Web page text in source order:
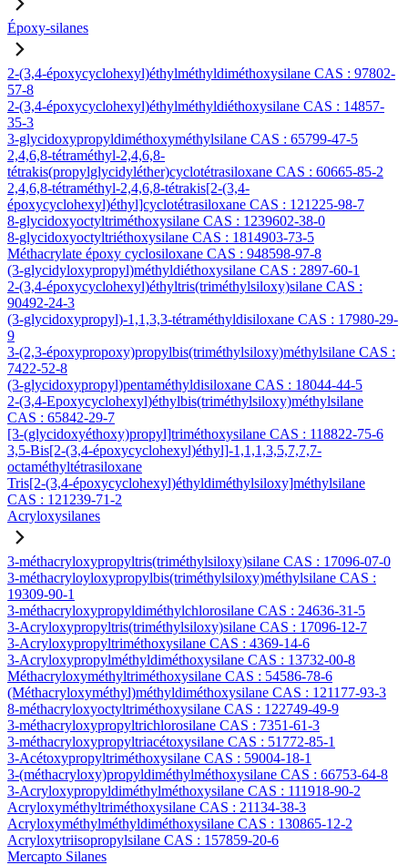
Époxy-silanes
2-(3,4-époxycyclohexyl)éthylméthyldiméthoxysilane CAS : 97802-
57-8
2-(3,4-époxycyclohexyl)éthylméthyldiéthoxysilane CAS : 14857-
35-3
3-glycidoxypropyldiméthoxyméthylsilane CAS : 65799-47-5
2,4,6,8-tétraméthyl-2,4,6,8-
tétrakis(propylglycidyléther)cyclotétrasiloxane CAS : 60665-85-2
2,4,6,8-tétraméthyl-2,4,6,8-tétrakis[2-(3,4-
époxycyclohexyl)éthyl]cyclotétrasiloxane CAS : 121225-98-7
8-glycidoxyoctyltriméthoxysilane CAS : 1239602-38-0
8-glycidoxyoctyltriéthoxysilane CAS : 1814903-73-5
Méthacrylate époxy cyclosiloxane CAS : 948598-97-8
(3-glycidyloxypropyl)méthyldiéthoxysilane CAS : 2897-60-1
2-(3,4-époxycyclohexyl)éthyltris(triméthylsiloxy)silane CAS :
90492-24-3
(3-glycidoxypropyl)-1,1,3,3-tétraméthyldisiloxane CAS : 17980-29-
9
3-(2,3-époxypropoxy)propylbis(triméthylsiloxy)méthylsilane CAS :
7422-52-8
(3-glycidoxypropyl)pentaméthyldisiloxane CAS : 18044-44-5
2-(3,4-Epoxycyclohexyl)éthylbis(triméthylsiloxy)méthylsilane
CAS : 65842-29-7
[3-(glycidoxyéthoxy)propyl]triméthoxysilane CAS : 118822-75-6
3,5-Bis[2-(3,4-époxycyclohexyl)éthyl]-1,1,1,3,5,7,7,7-
octaméthyltétrasiloxane
Tris[2-(3,4-époxycyclohexyl)éthyldiméthylsiloxy]méthylsilane
CAS : 121239-71-2
Acryloxysilanes
3-méthacryloxypropyltris(triméthylsiloxy)silane CAS : 17096-07-0
3-méthacryloyloxypropylbis(triméthylsiloxy)méthylsilane CAS :
19309-90-1
3-méthacryloxypropyldiméthylchlorosilane CAS : 24636-31-5
3-Acryloxypropyltris(triméthylsiloxy)silane CAS : 17096-12-7
3-Acryloxypropyltriméthoxysilane CAS : 4369-14-6
3-Acryloxypropylméthyldiméthoxysilane CAS : 13732-00-8
Méthacryloxyméthyltriméthoxysilane CAS : 54586-78-6
(Méthacryloxyméthyl)méthyldiméthoxysilane CAS : 121177-93-3
8-méthacryloxyoctyltriméthoxysilane CAS : 122749-49-9
3-méthacryloxypropyltrichlorosilane CAS : 7351-61-3
3-méthacryloxypropyltriacétoxysilane CAS : 51772-85-1
3-Acétoxypropyltriméthoxysilane CAS : 59004-18-1
3-(méthacryloxy)propyldiméthylméthoxysilane CAS : 66753-64-8
3-Acryloxypropyldiméthylméthoxysilane CAS : 111918-90-2
Acryloxyméthyltriméthoxysilane CAS : 21134-38-3
Acryloxyméthylméthyldiméthoxysilane CAS : 130865-12-2
Acryloxytriisopropylsilane CAS : 157859-20-6
Mercapto Silanes